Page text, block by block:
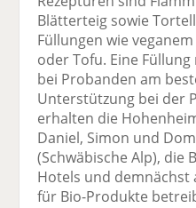
Blätterteig sowie
Füllungen wie
oder Tofu. Eine
bei Probanden am
Unterstützung bei der
erhalten die
Daniel, Simon und
(Schwäbische Alp), die
Hotels und demnächst
für Bio-Produkte